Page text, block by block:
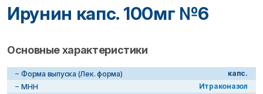
Ирунин капс. 100мг №6
Основные характеристики
Форма выпуска (Лек. форма)
капс.
МНН
Итраконазол